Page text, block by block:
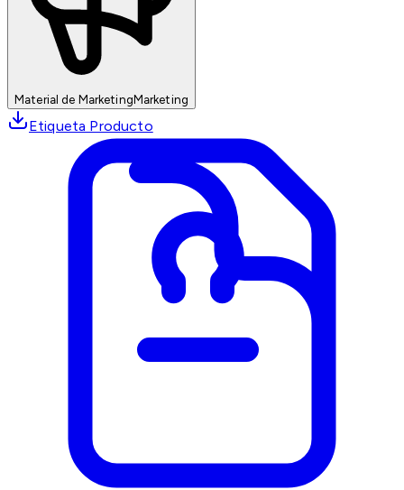
Material de MarketingMarketing
Etiqueta Producto